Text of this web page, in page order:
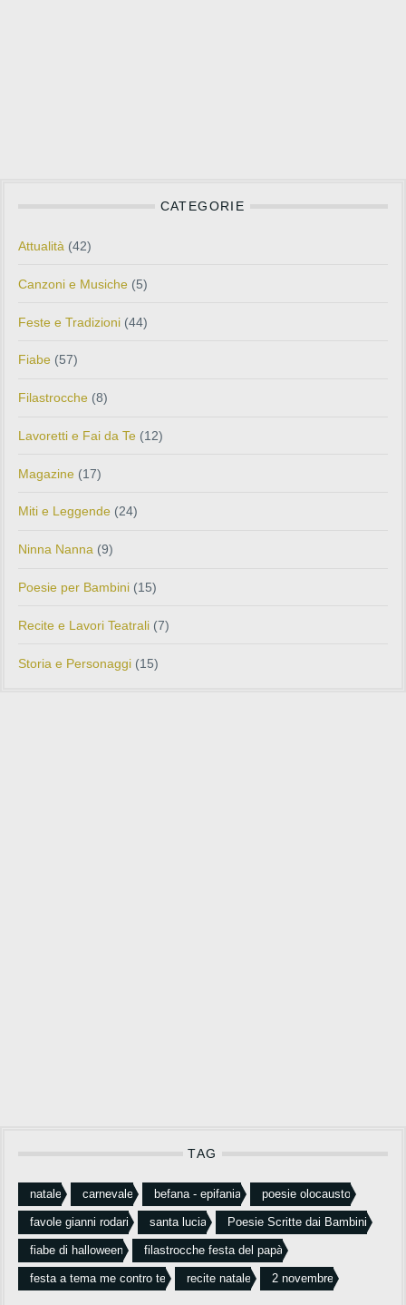
CATEGORIE
Attualità (42)
Canzoni e Musiche (5)
Feste e Tradizioni (44)
Fiabe (57)
Filastrocche (8)
Lavoretti e Fai da Te (12)
Magazine (17)
Miti e Leggende (24)
Ninna Nanna (9)
Poesie per Bambini (15)
Recite e Lavori Teatrali (7)
Storia e Personaggi (15)
TAG
natale carnevale befana - epifania poesie olocausto
favole gianni rodari santa lucia Poesie Scritte dai Bambini
fiabe di halloween filastrocche festa del papà
festa a tema me contro te recite natale 2 novembre